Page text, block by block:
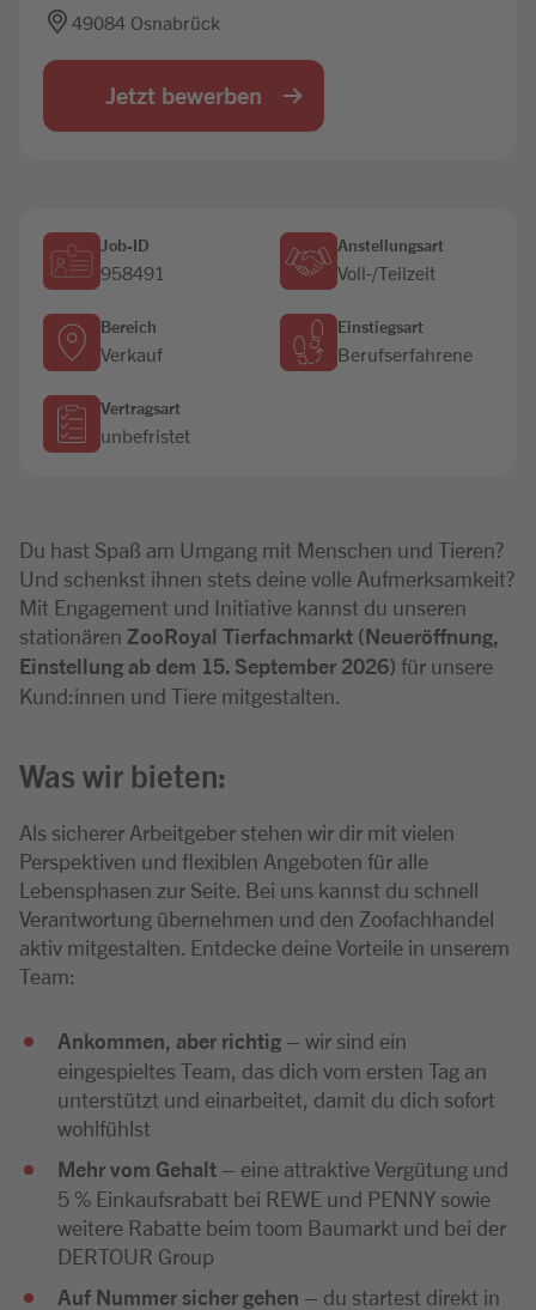
49084 Osnabrück
Jetzt bewerben
Job-ID
958491
Anstellungsart
Voll-/Teilzeit
Bereich
Verkauf
Einstiegsart
Berufserfahrene
Vertragsart
unbefristet
Du hast Spaß am Umgang mit Menschen und Tieren?
Und schenkst ihnen stets deine volle Aufmerksamkeit?
Mit Engagement und Initiative kannst du unseren
stationären ZooRoyal Tierfachmarkt (Neueröffnung,
Einstellung ab dem 15. September 2026) für unsere
Kund:innen und Tiere mitgestalten.
Was wir bieten:
Als sicherer Arbeitgeber stehen wir dir mit vielen
Perspektiven und flexiblen Angeboten für alle
Lebensphasen zur Seite. Bei uns kannst du schnell
Verantwortung übernehmen und den Zoofachhandel
aktiv mitgestalten. Entdecke deine Vorteile in unserem
Team:
Ankommen, aber richtig – wir sind ein
eingespieltes Team, das dich vom ersten Tag an
unterstützt und einarbeitet, damit du dich sofort
wohlfühlst
Mehr vom Gehalt – eine attraktive Vergütung und
5 % Einkaufsrabatt bei REWE und PENNY sowie
weitere Rabatte beim toom Baumarkt und bei der
DERTOUR Group
Auf Nummer sicher gehen – du startest direkt in